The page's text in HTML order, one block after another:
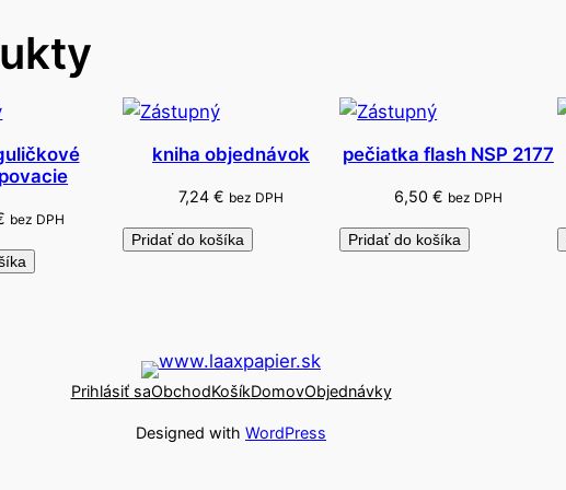
a
i
bez DPH
kniha objednávok
7,24 € bez DPH
Pridať do košíka
pečiatka flash NSP 2177
6,50 € bez DPH
Pridať do košíka
Prihlásiť saObchodKošíkDomovObjednávky
Designed with WordPress